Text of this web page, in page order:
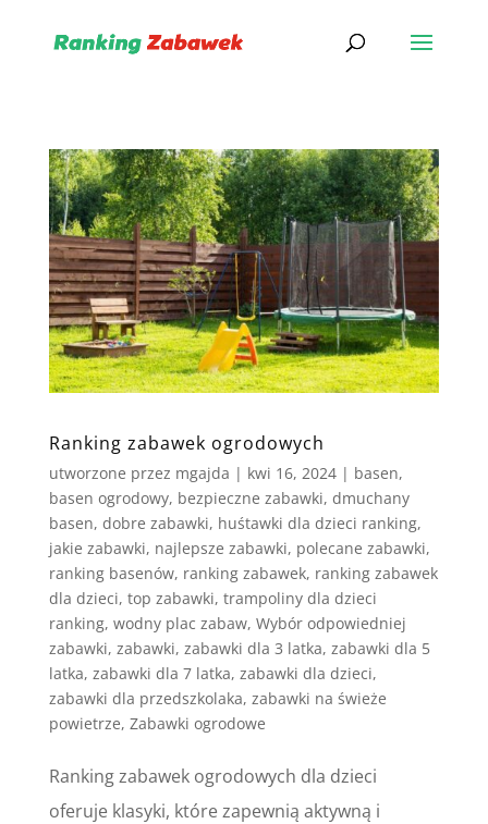
Ranking zabawek ogrodowych
utworzone przez mgajda | kwi 16, 2024| basen,
basen ogrodowy, bezpieczne zabawki, dmuchany
basen, dobre zabawki, huśtawki dla dzieci ranking,
jakie zabawki, najlepsze zabawki, polecane zabawki,
ranking basenów, ranking zabawek, ranking zabawek
dla dzieci, top zabawki, trampoliny dla dzieci
ranking, wodny plac zabaw, Wybór odpowiedniej
zabawki, zabawki, zabawki dla 3 latka, zabawki dla 5
latka, zabawki dla 7 latka, zabawki dla dzieci,
zabawki dla przedszkolaka, zabawki na świeże
powietrze, Zabawki ogrodowe
Ranking zabawek ogrodowych dla dzieci
oferuje klasyki, które zapewnią aktywną i